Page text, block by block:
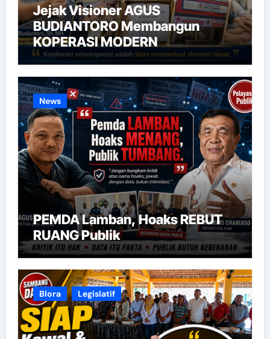
Jejak Visioner AGUS
BUDIANTORO Membangun
KOPERASI MODERN
News
PEMDA Lamban, Hoaks REBUT
RUANG Publik
Blora Legislatif